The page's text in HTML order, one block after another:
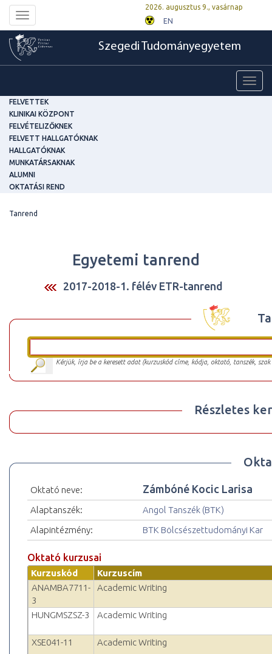
Toggle
navigation
2026. augusztus 9., vasárnap
EN
Szegedi Tudományegyetem
FELVETTEK
KLINIKAI KÖZPONT
FELVÉTELIZŐKNEK
FELVETT HALLGATÓKNAK
HALLGATÓKNAK
MUNKATÁRSAKNAK
ALUMNI
OKTATÁSI REND
Tanrend
Egyetemi tanrend
2017-2018-1. félév ETR-tanrend
Kérjük, írja be a keresett adat (kurzuskód címe, kódja, oktató, tanszék,
Részletes
Oktató neve: Zámbóné Kocic Larisa
Alaptanszék:
Angol Tanszék (BTK)
Alapintézmény:
BTK Bölcsészettudományi Kar
Oktató kurzusai
Kurzuskód
Kurzuscím
ANAMBA7711-
3
Academic Writing
HUNGMSZSZ-3 Academic Writing
XSE041-11 Academic Writing